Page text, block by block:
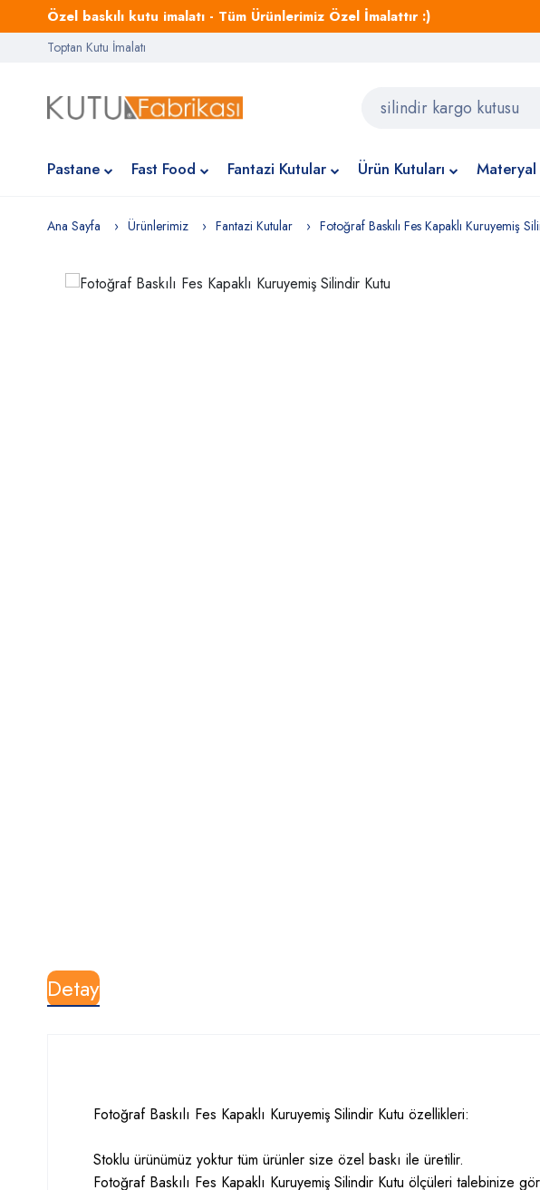
Özel baskılı kutu imalatı - Tüm Ürünlerimiz Özel İmalattır :)
Toptan Kutu İmalatı
Pastane Fast Food Fantazi Kutular Ürün Kutuları Materyal
Ana Sayfa Ürünlerimiz Fantazi Kutular Fotoğraf Baskılı Fes Kapaklı Kuruyemiş
Detay
Fotoğraf Baskılı Fes Kapaklı Kuruyemiş Silindir Kutu özellikleri:
Stoklu ürünümüz yoktur tüm ürünler size özel baskı ile üretilir.
Fotoğraf Baskılı Fes Kapaklı Kuruyemiş Silindir Kutu ölçüleri talebinize